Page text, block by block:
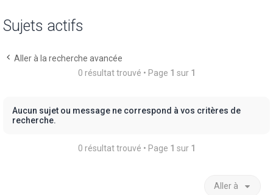
Sujets actifs
Aller à la recherche avancée
0 résultat trouvé • Page 1 sur 1
Aucun sujet ou message ne correspond à vos critères de
recherche.
0 résultat trouvé • Page 1 sur 1
Aller à